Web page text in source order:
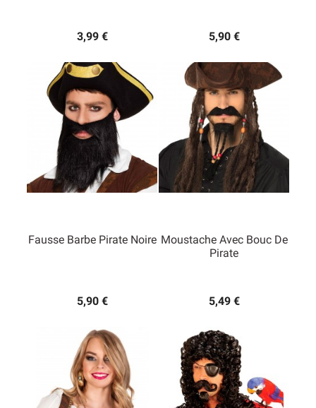
3,99 € 5,90 €
Fausse Barbe Pirate Noire
5,90 €
Moustache Avec Bouc De
Pirate
5,49 €